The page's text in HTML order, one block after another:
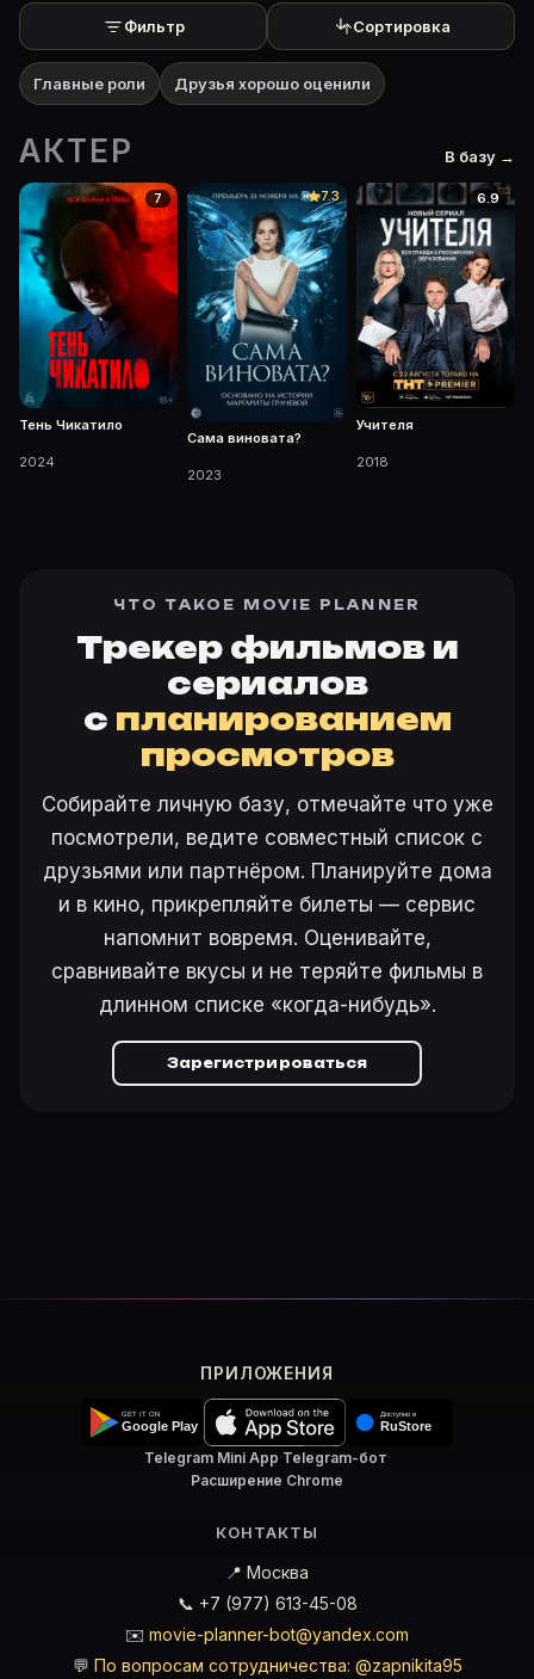
Фильтр Сортировка
Главные роли Друзья хорошо оценили
АКТЕР В базу →
7
Тень Чикатило
2024
7.3
Сама виновата?
2023
6.9
Учителя
2018
ЧТО ТАКОЕ MOVIE PLANNER
Трекер фильмов и
сериалов
с планированием
просмотров
Собирайте личную базу, отмечайте что уже
посмотрели, ведите совместный список с
друзьями или партнёром. Планируйте дома
и в кино, прикрепляйте билеты — сервис
напомнит вовремя. Оценивайте,
сравнивайте вкусы и не теряйте фильмы в
длинном списке «когда-нибудь».
Зарегистрироваться
ПРИЛОЖЕНИЯ
Telegram Mini App·Telegram-бот·
Расширение Chrome
КОНТАКТЫ
📍 Москва
📞 +7 (977) 613-45-08
✉️ movie-planner-bot@yandex.com
💬 По вопросам сотрудничества: @zapnikita95